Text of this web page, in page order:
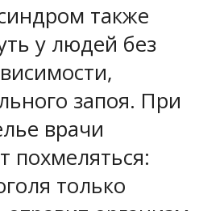
также
у людей без
запоя. При
врачи
похмеляться:
только